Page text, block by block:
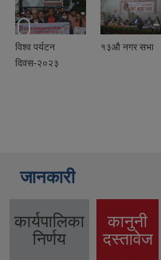
विश्व पर्यटन
दिवस-२०२३
१३औ नगर सभा
जानकारी
कार्यपालिका
निर्णय
कानुनी
दस्तावेज
(active